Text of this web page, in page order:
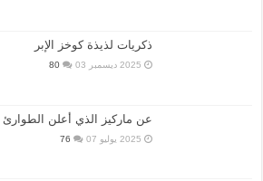
ذكريات لذيذة كوخز الإبر
2025 ديسمبر 03 80
عن ماركيز الذي أعلن
2025 يوليو 07 76